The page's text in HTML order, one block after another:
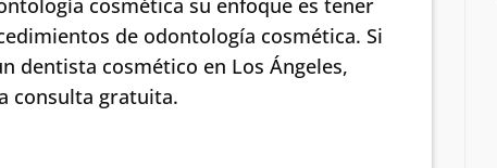
cosmética su enfoque es tener
de odontología cosmética. Si
dentista cosmético en Los Ángeles,
consulta gratuita.